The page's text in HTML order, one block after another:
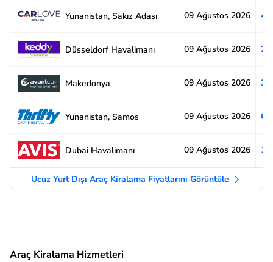
Yunanistan, Sakız Adası 09 Ağustos 2026
Düsseldorf Havalimanı 09 Ağustos 2026
Makedonya 09 Ağustos 2026
Yunanistan, Samos 09 Ağustos 2026
Dubai Havalimanı 09 Ağustos 2026
Ucuz Yurt Dışı Araç Kiralama Fiyatlarını Görüntüle
Araç Kiralama Hizmetleri